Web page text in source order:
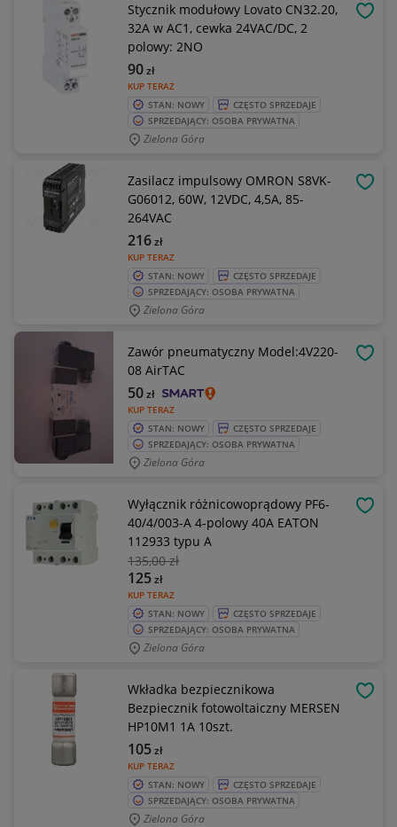
Stycznik modułowy Lovato CN32.20,
32A w AC1, cewka 24VAC/DC, 2
polowy: 2NO
KUP TERAZ
90zł
STAN: NOWY
CZĘSTO SPRZEDAJE
SPRZEDAJĄCY: OSOBA PRYWATNA
Zielona Góra
Zasilacz impulsowy OMRON S8VK-
G06012, 60W, 12VDC, 4,5A, 85-
264VAC
KUP TERAZ
216zł
STAN: NOWY
CZĘSTO SPRZEDAJE
SPRZEDAJĄCY: OSOBA PRYWATNA
Zielona Góra
Zawór pneumatyczny Model:4V220-
08 AirTAC
KUP TERAZ
50zł
STAN: NOWY
CZĘSTO SPRZEDAJE
SPRZEDAJĄCY: OSOBA PRYWATNA
Zielona Góra
Wyłącznik różnicowoprądowy PF6-
40/4/003-A 4-polowy 40A EATON
112933 typu A
135,00 zł
KUP TERAZ
125zł
STAN: NOWY
CZĘSTO SPRZEDAJE
SPRZEDAJĄCY: OSOBA PRYWATNA
Zielona Góra
Wkładka bezpiecznikowa
Bezpiecznik fotowoltaiczny MERSEN
HP10M1 1A 10szt.
KUP TERAZ
105zł
STAN: NOWY
CZĘSTO SPRZEDAJE
SPRZEDAJĄCY: OSOBA PRYWATNA
Zielona Góra